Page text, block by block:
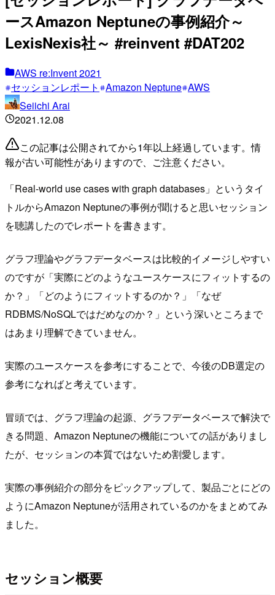
ースAmazon Neptuneの事例紹介～
LexisNexis社～ #reinvent #DAT202
AWS re:Invent 2021
セッションレポート
Amazon Neptune AWS
Seiichi Arai
2021.12.08
この記事は公開されてから1年以上経過しています。情
報が古い可能性がありますので、ご注意ください。
「Real-world use cases with graph databases」というタイ
トルからAmazon Neptuneの事例が聞けると思いセッション
を聴講したのでレポートを書きます。
グラフ理論やグラフデータベースは比較的イメージしやすい
のですが「実際にどのようなユースケースにフィットするの
か？」「どのようにフィットするのか？」「なぜ
RDBMS/NoSQLではだめなのか？」という深いところまで
はあまり理解できていません。
実際のユースケースを参考にすることで、今後のDB選定の
参考になればと考えています。
冒頭では、グラフ理論の起源、グラフデータベースで解決で
きる問題、Amazon Neptuneの機能についての話がありまし
たが、セッションの本質ではないため割愛します。
実際の事例紹介の部分をピックアップして、製品ごとにどの
ようにAmazon Neptuneが活用されているのかをまとめてみ
ました。
セッション概要